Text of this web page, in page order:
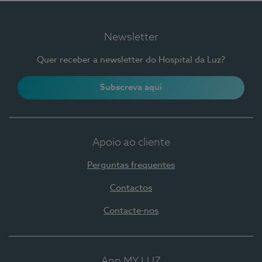
Newsletter
Quer receber a newsletter do Hospital da Luz?
Subscreva aqui
Apoio ao cliente
Perguntas frequentes
Contactos
Contacte-nos